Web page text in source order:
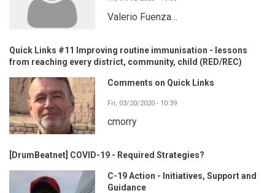
Valerio Fuenza…
Quick Links #11 Improving routine immunisation - lessons
from reaching every district, community, child (RED/REC)
Comments on Quick Links
Fri, 03/20/2020 - 10:39
cmorry
[DrumBeatnet] COVID-19 - Required Strategies?
C-19 Action - Initiatives, Support and
Guidance